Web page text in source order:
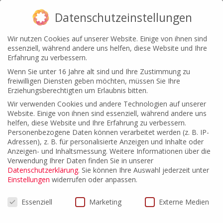
Erbrecht
Das Erbrecht wird von Rechtsanwältin Dr. Elisabeth Huff,
Fachanwältin für Erbrecht, Familienrecht und für Miet- und
Datenschutzeinstellungen
Wir nutzen Cookies auf unserer Website. Einige von ihnen sind
essenziell, während andere uns helfen, diese Website und Ihre
Erfahrung zu verbessern.
Wenn Sie unter 16 Jahre alt sind und Ihre Zustimmung zu
freiwilligen Diensten geben möchten, müssen Sie Ihre
Erziehungsberechtigten um Erlaubnis bitten.
Wir verwenden Cookies und andere Technologien auf unserer
Website. Einige von ihnen sind essenziell, während andere uns
helfen, diese Website und Ihre Erfahrung zu verbessern.
Personenbezogene Daten können verarbeitet werden (z. B. IP-
Adressen), z. B. für personalisierte Anzeigen und Inhalte oder
Anzeigen- und Inhaltsmessung. Weitere Informationen über die
Verwendung Ihrer Daten finden Sie in unserer
Datenschutzerklärung. Sie können Ihre Auswahl jederzeit unter
Einstellungen widerrufen oder anpassen.
Datenschutzeinstellungen
Essenziell Marketing Externe Medien